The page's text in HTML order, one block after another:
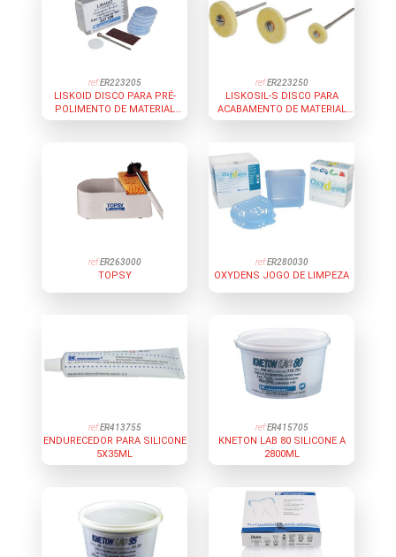
ref:ER223205
LISKOID DISCO PARA PRÉ-
POLIMENTO DE MATERIAL
TERMOVÁCUO SOFT - 6
ref:ER223250
LISKOSIL-S DISCO PARA
ACABAMENTO DE MATERIAL
JOGO SORTIDO 3 UNIDADES +
ref:ER263000
TOPSY
ref:ER280030
OXYDENS JOGO DE LIMPEZA
ref:ER413755
ENDURECEDOR PARA SILICONE
5X35ML
ref:ER415705
KNETON LAB 80 SILICONE A
2800ML